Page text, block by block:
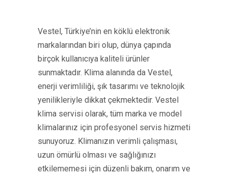
Vestel, Türkiye’nin en köklü elektronik
markalarından biri olup, dünya çapında
birçok kullanıcıya kaliteli ürünler
sunmaktadır. Klima alanında da Vestel,
enerji verimliliği, şık tasarımı ve teknolojik
yenilikleriyle dikkat çekmektedir. Vestel
klima servisi olarak, tüm marka ve model
klimalarınız için profesyonel servis hizmeti
sunuyoruz. Klimanızın verimli çalışması,
uzun ömürlü olması ve sağlığınızı
etkilememesi için düzenli bakım, onarım ve